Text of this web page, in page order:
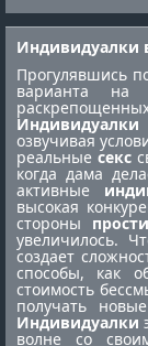
Индивидуалки
Прогулявшись
варианта на
Индивидуалки
озвучивая
реальныесекс
когда дама
активные
высокая
стороны
увеличилось.
создает
способы, как
стоимость
получать
Индивидуалки
волне со